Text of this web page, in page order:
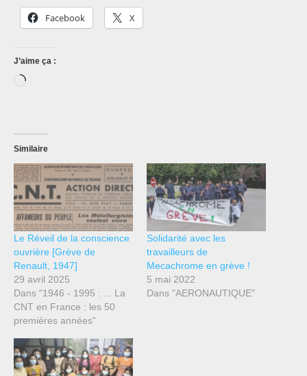
Facebook X
J’aime ça :
Chargement…
Similaire
Le Réveil de la conscience
ouvrière [Grève de
Renault, 1947]
29 avril 2025
Dans "1946 - 1995 : ... La
CNT en France : les 50
premières années"
Solidarité avec les
travailleurs de
Mecachrome en grève !
5 mai 2022
Dans "AERONAUTIQUE"